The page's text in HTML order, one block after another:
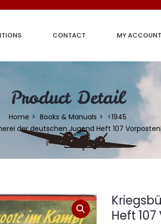
CONTACT MY ACCOUNT
Product Detail
Home Books & Manuals
<1945
der deutschen Jugend Heft 107
Heft